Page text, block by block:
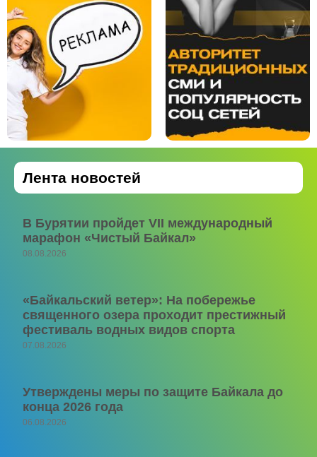
Лента новостей
В Бурятии пройдет VII международный
марафон «Чистый Байкал»
08.08.2026
«Байкальский ветер»: На побережье
священного озера проходит престижный
фестиваль водных видов спорта
07.08.2026
Утверждены меры по защите Байкала до
конца 2026 года
06.08.2026